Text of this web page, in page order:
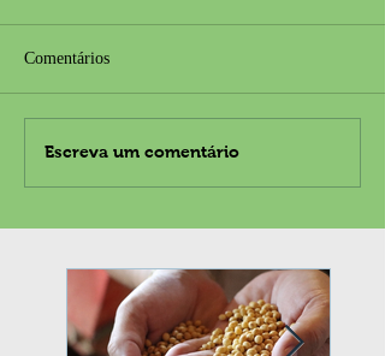
Comentários
Escreva um comentário